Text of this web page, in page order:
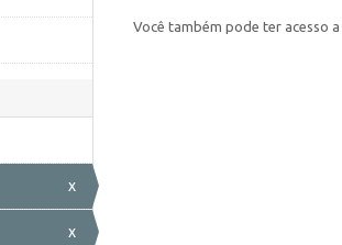
x
x
Você também pode ter acesso